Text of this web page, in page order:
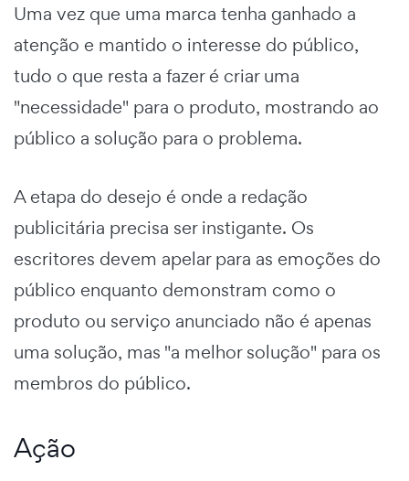
Uma vez que uma marca tenha ganhado a
atenção e mantido o interesse do público,
tudo o que resta a fazer é criar uma
"necessidade" para o produto, mostrando ao
público a solução para o problema.
A etapa do desejo é onde a redação
publicitária precisa ser instigante. Os
escritores devem apelar para as emoções do
público enquanto demonstram como o
produto ou serviço anunciado não é apenas
uma solução, mas "a melhor solução" para os
membros do público.
Ação